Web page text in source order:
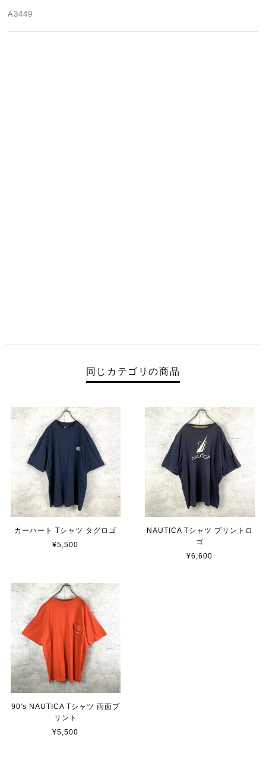
A3449
同じカテゴリの商品
カーハート Tシャツ タグロゴ
¥5,500
NAUTICA Tシャツ プリントロ
ゴ
¥6,600
90's NAUTICA Tシャツ 両面プ
リント
¥5,500